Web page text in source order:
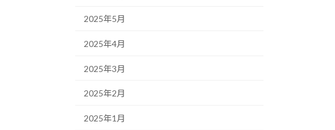
2025年5月
2025年4月
2025年3月
2025年2月
2025年1月